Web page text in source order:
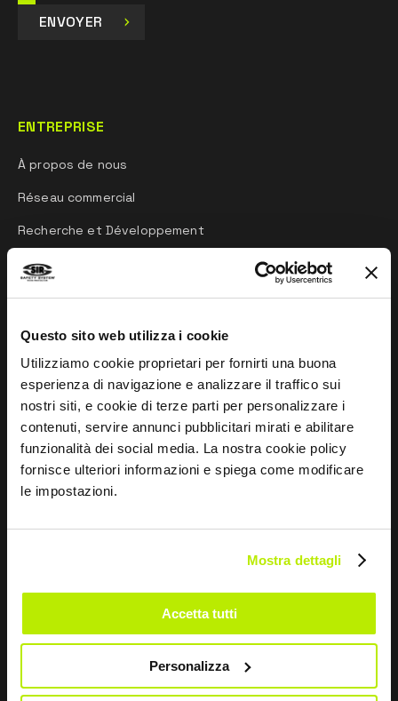
Questo sito web utilizza i cookie
Utilizziamo cookie proprietari per fornirti una buona
esperienza di navigazione e analizzare il traffico sui
nostri siti, e cookie di terze parti per personalizzare i
contenuti, servire annunci pubblicitari mirati e abilitare
funzionalità dei social media. La nostra cookie policy
fornisce ulteriori informazioni e spiega come modificare
le impostazioni.
Mostra dettagli
Accetta tutti
Personalizza
ENVOYER
ENTREPRISE
À propos de nous
Réseau commercial
Recherche et Développement
Esprit sportif
INFORMATIONS
Guide aux normes
Whistleblowing
Impressum
Guide aux tailles et entretien
CONTACTEZ-NOUS
+39 075 804 37 47